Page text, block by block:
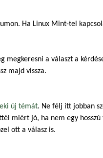
Ha Linux Mint-tel
megkeresni a választ a
majd vissza.
új témát. Ne félj itt jobban
miért jó, ha nem egy
ott a válasz is.